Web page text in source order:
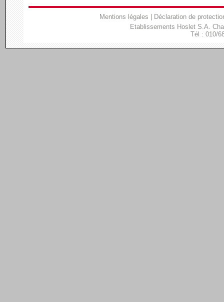
Mentions légales
Déclaration de
Etablissements Hoslet S.A.
Tél : 010/